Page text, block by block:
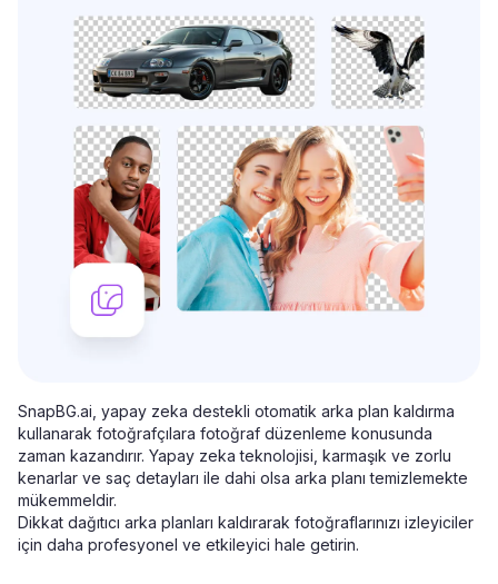
SnapBG.ai, yapay zeka destekli otomatik arka plan kaldırma
kullanarak fotoğrafçılara fotoğraf düzenleme konusunda
zaman kazandırır. Yapay zeka teknolojisi, karmaşık ve zorlu
kenarlar ve saç detayları ile dahi olsa arka planı temizlemekte
mükemmeldir.
Dikkat dağıtıcı arka planları kaldırarak fotoğraflarınızı izleyiciler
için daha profesyonel ve etkileyici hale getirin.